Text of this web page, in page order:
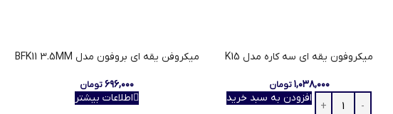
میکروفون یقه ای سه کاره مدل K15
۱,۰۳۸,۰۰۰ تومان
افزودن به سبد خرید
میکروفن یقه ای بروفون مدل BFK11 3.5MM
۶۹۶,۰۰۰تومان
اطلاعات بیشتر